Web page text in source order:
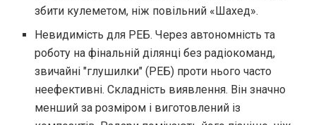
збити кулеметом, ніж повільний «Шахед».
Невидимість для РЕБ. Через автономність та
роботу на фінальній ділянці без радіокоманд,
звичайні "глушилки" (РЕБ) проти нього часто
неефективні. Складність виявлення. Він значно
менший за розміром і виготовлений із